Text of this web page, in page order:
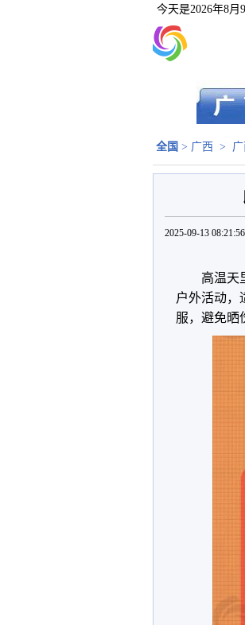
今天是2026年8月
全国 > 广西 >
2025-09-13
高温天
户外活动，
服，避免晒